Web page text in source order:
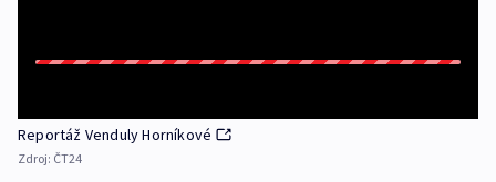
Reportáž Venduly Horníkové
Zdroj: ČT24